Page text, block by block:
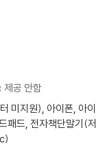
제공 안함
미지원), 아이폰, 아이
패드, 전자책단말기(저